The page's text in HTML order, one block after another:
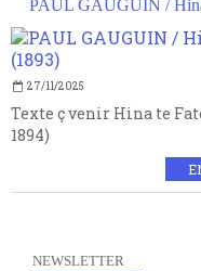
PAUL GAUGUIN /
27/11/2025
Texte ç venir Hina te
1894)
NEWSLETTER